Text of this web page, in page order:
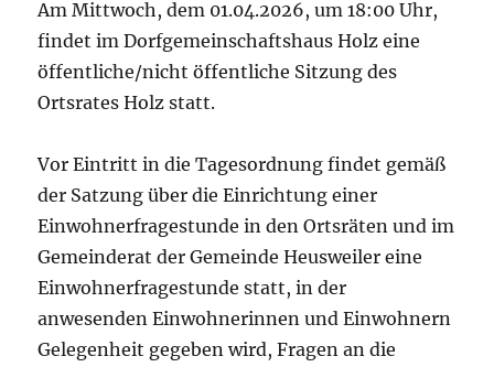
Am Mittwoch, dem 01.04.2026, um 18:00 Uhr,
findet im Dorfgemeinschaftshaus Holz eine
öffentliche/nicht öffentliche Sitzung des
Ortsrates Holz statt.
Vor Eintritt in die Tagesordnung findet gemäß
der Satzung über die Einrichtung einer
Einwohnerfragestunde in den Ortsräten und im
Gemeinderat der Gemeinde Heusweiler eine
Einwohnerfragestunde statt, in der
anwesenden Einwohnerinnen und Einwohnern
Gelegenheit gegeben wird, Fragen an die